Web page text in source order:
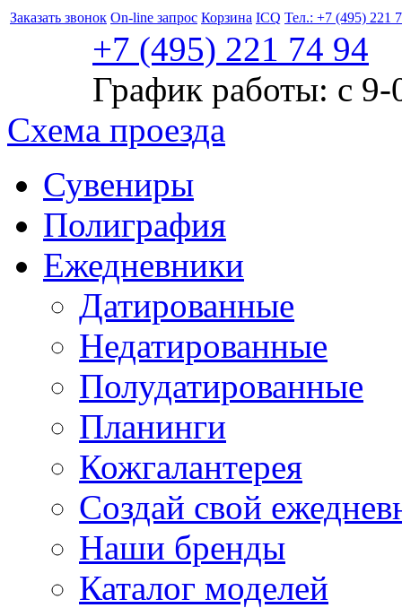
Заказать звонок On-line запрос Корзина ICQ Тел.: +7 (495) 221
+7 (495) 221 74 94
График работы: с
Схема проезда
Сувениры
Полиграфия
Ежедневники
Датированные
Недатированные
Полудатированные
Планинги
Кожгалантерея
Создай свой
Наши бренды
Каталог моделей